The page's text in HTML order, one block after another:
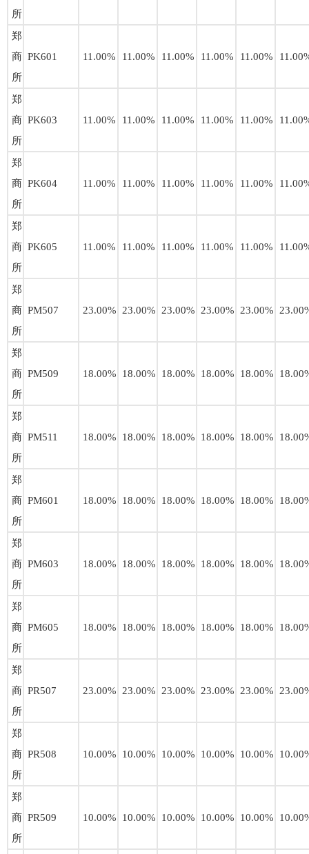
所
郑
商
所
PK601 11.00% 11.00% 11.00% 11.00% 11.00%
郑
商
所
PK603 11.00% 11.00% 11.00% 11.00% 11.00%
郑
商
所
PK604 11.00% 11.00% 11.00% 11.00% 11.00%
郑
商
所
PK605 11.00% 11.00% 11.00% 11.00% 11.00%
郑
商
所
PM507 23.00% 23.00% 23.00% 23.00% 23.00%
郑
商
所
PM509 18.00% 18.00% 18.00% 18.00% 18.00%
郑
商
所
PM511 18.00% 18.00% 18.00% 18.00% 18.00%
郑
商
所
PM601 18.00% 18.00% 18.00% 18.00% 18.00%
郑
商
所
PM603 18.00% 18.00% 18.00% 18.00% 18.00%
郑
商
所
PM605 18.00% 18.00% 18.00% 18.00% 18.00%
郑
商
所
PR507 23.00% 23.00% 23.00% 23.00% 23.00%
郑
商
所
PR508 10.00% 10.00% 10.00% 10.00% 10.00%
郑
商
所
PR509 10.00% 10.00% 10.00% 10.00% 10.00%